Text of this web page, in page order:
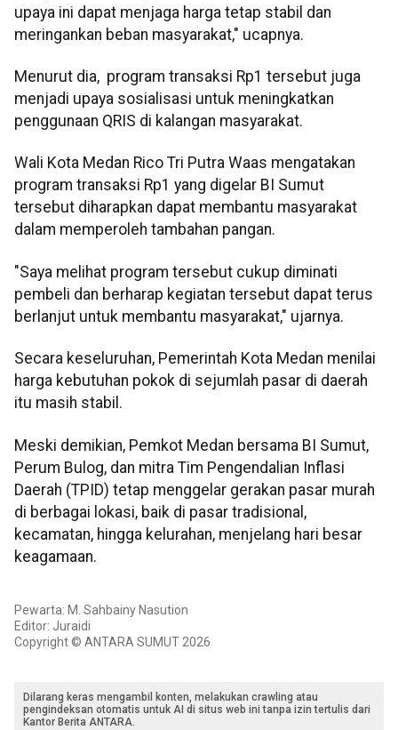
upaya ini dapat menjaga harga tetap stabil dan
meringankan beban masyarakat," ucapnya.
Menurut dia, program transaksi Rp1 tersebut juga
menjadi upaya sosialisasi untuk meningkatkan
penggunaan QRIS di kalangan masyarakat.
Wali Kota Medan Rico Tri Putra Waas mengatakan
program transaksi Rp1 yang digelar BI Sumut
tersebut diharapkan dapat membantu masyarakat
dalam memperoleh tambahan pangan.
"Saya melihat program tersebut cukup diminati
pembeli dan berharap kegiatan tersebut dapat terus
berlanjut untuk membantu masyarakat," ujarnya.
Secara keseluruhan, Pemerintah Kota Medan menilai
harga kebutuhan pokok di sejumlah pasar di daerah
itu masih stabil.
Meski demikian, Pemkot Medan bersama BI Sumut,
Perum Bulog, dan mitra Tim Pengendalian Inflasi
Daerah (TPID) tetap menggelar gerakan pasar murah
di berbagai lokasi, baik di pasar tradisional,
kecamatan, hingga kelurahan, menjelang hari besar
keagamaan.
Pewarta: M. Sahbainy Nasution
Editor: Juraidi
Copyright © ANTARA SUMUT 2026
Dilarang keras mengambil konten, melakukan crawling atau
pengindeksan otomatis untuk AI di situs web ini tanpa izin tertulis dari
Kantor Berita ANTARA.